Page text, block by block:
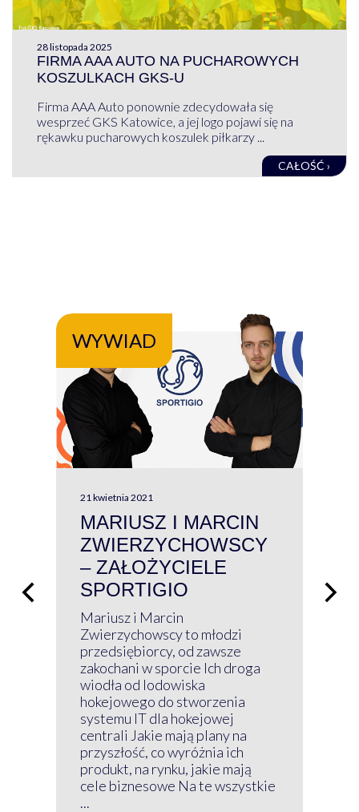
28 listopada 2025
FIRMA AAA AUTO NA PUCHAROWYCH
KOSZULKACH GKS-U
Firma AAA Auto ponownie zdecydowała się
wesprzeć GKS Katowice, a jej logo pojawi się na
rękawku pucharowych koszulek piłkarzy ...
CAŁOŚĆ ›
WYWIAD
21 kwietnia 2021
MARIUSZ I MARCIN
ZWIERZYCHOWSCY
– ZAŁOŻYCIELE
SPORTIGIO
Mariusz i Marcin
Zwierzychowscy to młodzi
przedsiębiorcy, od zawsze
zakochani w sporcie Ich droga
wiodła od lodowiska
hokejowego do stworzenia
systemu IT dla hokejowej
centrali Jakie mają plany na
przyszłość, co wyróżnia ich
produkt, na rynku, jakie mają
cele biznesowe Na te wszystkie
...